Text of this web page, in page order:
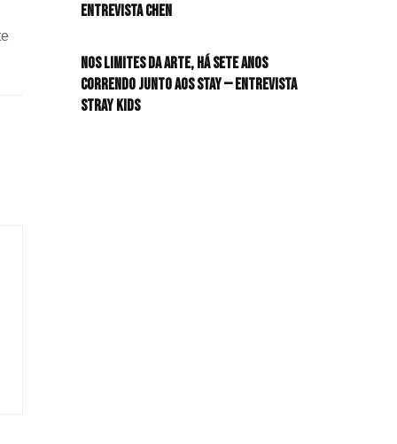
HIT!Queer
HIT!Radar
HIT!Review
Entrevista CHEN
Nos limites da arte, há sete anos
correndo junto aos STAY — Entrevista
Stray Kids